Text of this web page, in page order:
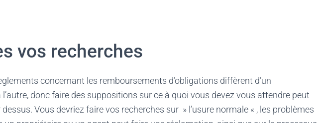
vos recherches
concernant les remboursements d’obligations diffèrent d’un
donc faire des suppositions sur ce à quoi vous devez vous attendre peut
Vous devriez faire vos recherches sur » l’usure normale « , les problèmes